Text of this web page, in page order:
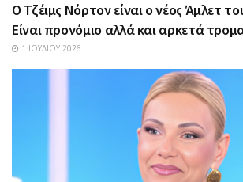
Ο Τζέιμς Νόρτον είναι ο νέος Άμλετ
Είναι προνόμιο αλλά και αρκετά
1 ΙΟΥΛΊΟΥ 2026